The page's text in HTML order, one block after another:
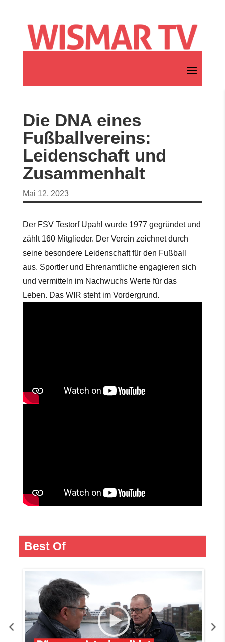
Die DNA eines
Fußballvereins:
Leidenschaft und
Zusammenhalt
Mai 12, 2023
Der FSV Testorf Upahl wurde 1977 gegründet und
zählt 160 Mitglieder. Der Verein zeichnet durch
seine besondere Leidenschaft für den Fußball
aus. Sportler und Ehrenamtliche engagieren sich
und vermitteln im Nachwuchs Werte für das
Leben. Das WIR steht im Vordergrund.
Best Of